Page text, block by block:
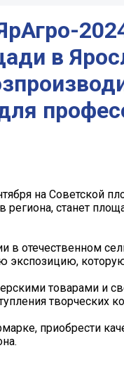
в
на Советской
станет
в отечественном
экспозицию,
товарами и
творческих
приобрести